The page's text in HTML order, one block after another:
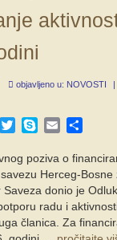
objavljeno u: NOVOSTI |
Viber TwitterSkypeEmail
poziva o
Herceg-Bosne
Saveza donio je
radu i
članica. Za